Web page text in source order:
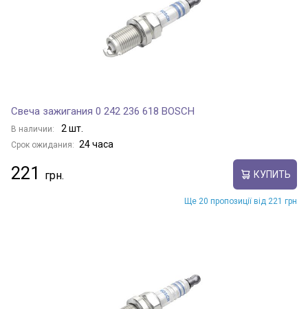
Свеча зажигания 0 242 236 618 BOSCH
В наличии: 2 шт.
Срок ожидания: 24 часа
221 КУПИТЬ
Ще 20 пропозиції від 221 грн